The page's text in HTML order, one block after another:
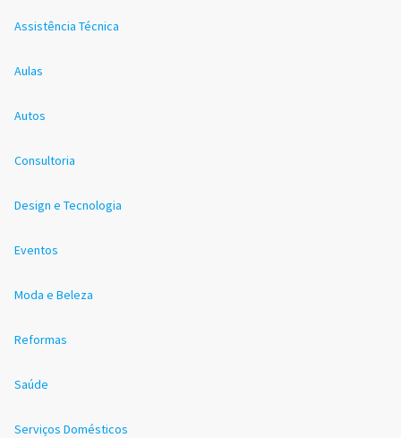
Assistência Técnica
Aulas
Autos
Consultoria
Design e Tecnologia
Eventos
Moda e Beleza
Reformas
Saúde
Serviços Domésticos